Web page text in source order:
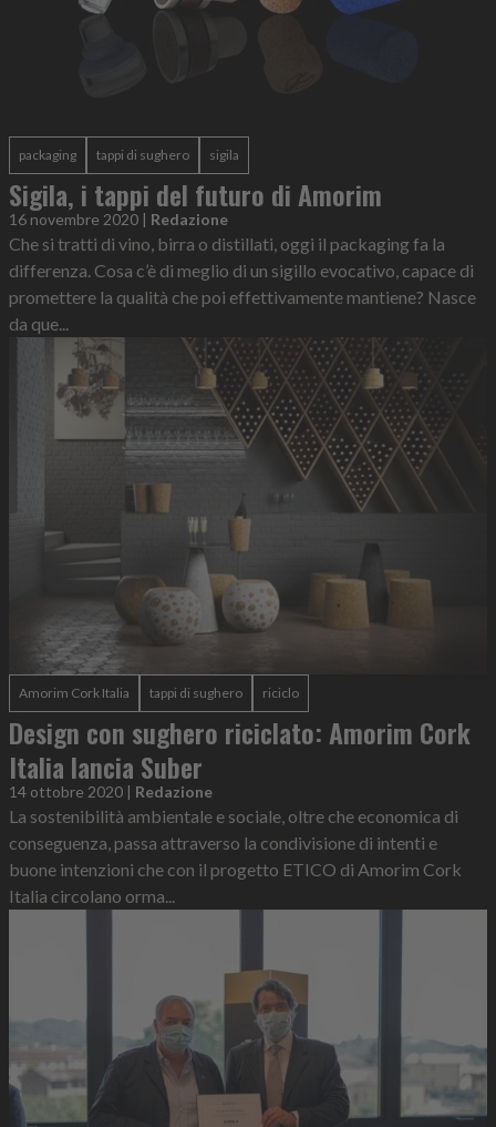
packaging tappi di sughero sigila
Sigila, i tappi del futuro di Amorim
16 novembre 2020 | Redazione
Che si tratti di vino, birra o distillati, oggi il packaging fa la
differenza. Cosa c’è di meglio di un sigillo evocativo, capace di
promettere la qualità che poi effettivamente mantiene? Nasce
da que...
Amorim Cork Italia tappi di sughero riciclo
Design con sughero riciclato: Amorim Cork
Italia lancia Suber
14 ottobre 2020 | Redazione
La sostenibilità ambientale e sociale, oltre che economica di
conseguenza, passa attraverso la condivisione di intenti e
buone intenzioni che con il progetto ETICO di Amorim Cork
Italia circolano orma...